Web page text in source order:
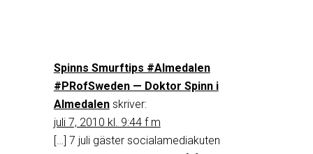
Spinns Smurftips #Almedalen
#PRofSweden — Doktor Spinn i
Almedalen skriver:
juli 7, 2010 kl. 9:44 f m
[…] 7 juli gäster socialamediakuten